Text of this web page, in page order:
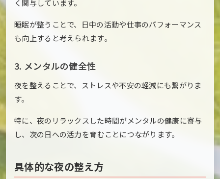
く関与しています。
睡眠が整うことで、日中の活動や仕事のパフォーマンス
も向上すると考えられます。
3. メンタルの健全性
夜を整えることで、ストレスや不安の軽減にも繋がりま
す。
特に、夜のリラックスした時間がメンタルの健康に寄与
し、次の日への活力を育むことにつながります。
具体的な夜の整え方